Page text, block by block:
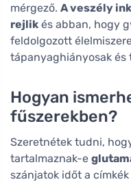
mérgező. A veszély
rejlik és abban, hogy
feldolgozott
tápanyaghiányosak és
Hogyan
fűszerekben?
Szeretnétek tudni,
tartalmaznak-e
szánjatok időt a